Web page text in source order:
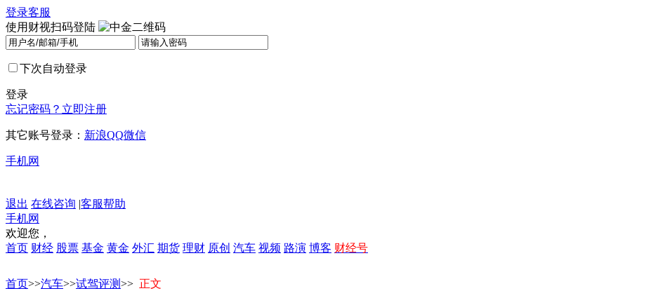
登录客服
使用财视扫码登陆
下次自动登录
登录
忘记密码？ 立即注册
其它账号登录： 新浪QQ微信
手机网
退出 在线咨询 |客服帮助
手机网
欢迎您，
首页 财经 股票 基金 黄金 外汇 期货 理财 原创 汽车 视频 路演 博客 财经号
首页>>汽车>>试驾评测>> 正文